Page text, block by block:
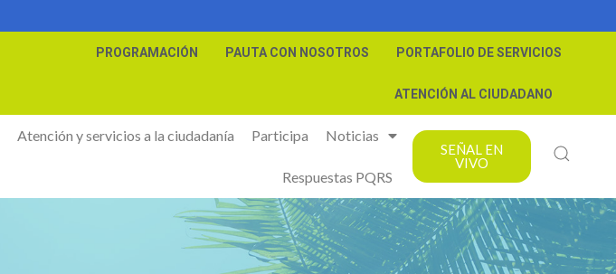
PROGRAMACIÓN PAUTA CON NOSOTROS PORTAFOLIO DE SERVICIOS
ATENCIÓN AL CIUDADANO
Atención y servicios a la ciudadanía Participa Noticias
Respuestas PQRS
SEÑAL EN
VIVO